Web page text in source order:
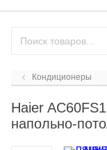
Кондиционеры
Haier
напольно-